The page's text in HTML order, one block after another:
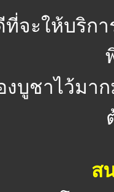
ที่จะให้บริก
งบูชาไว้ม
ส